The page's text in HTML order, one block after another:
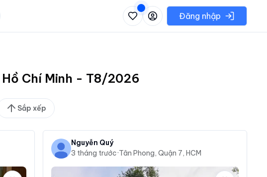
Nhấn để mở danh sách các khu vực có thể chọnĐăng nhập
Chí Minh - T8/2026
Sắp xếp
Nguyễn Quý
3 tháng trước·Tân Phong, Quận 7, HCM